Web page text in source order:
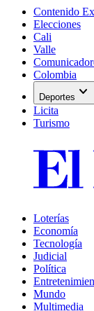
Contenido
Elecciones
Cali
Valle
Colombia
Deportes expand_more
Licita
Turismo
Loterías
Economía
Tecnología
Judicial
Política
Mundo
Multimedia